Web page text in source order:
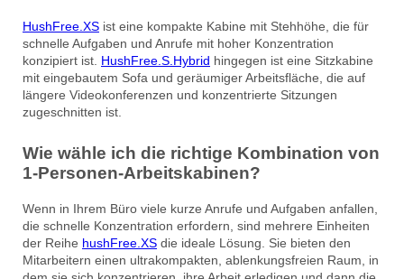
HushFree.XS ist eine kompakte Kabine mit Stehhöhe, die für
schnelle Aufgaben und Anrufe mit hoher Konzentration
konzipiert ist. HushFree.S.Hybrid hingegen ist eine Sitzkabine
mit eingebautem Sofa und geräumiger Arbeitsfläche, die auf
längere Videokonferenzen und konzentrierte Sitzungen
zugeschnitten ist.
Wie wähle ich die richtige Kombination von
1-Personen-Arbeitskabinen?
Wenn in Ihrem Büro viele kurze Anrufe und Aufgaben anfallen,
die schnelle Konzentration erfordern, sind mehrere Einheiten
der Reihe hushFree.XS die ideale Lösung. Sie bieten den
Mitarbeitern einen ultrakompakten, ablenkungsfreien Raum, in